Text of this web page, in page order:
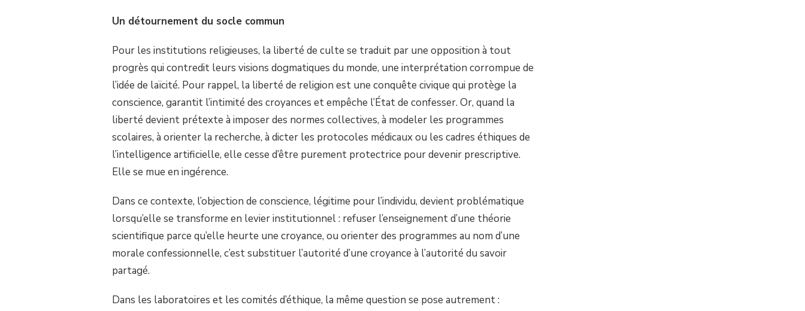
Un détournement du socle commun
Pour les institutions religieuses, la liberté de culte se traduit par une opposition à tout
progrès qui contredit leurs visions dogmatiques du monde, une interprétation corrompue de
l’idée de laïcité. Pour rappel, la liberté de religion est une conquête civique qui protège la
conscience, garantit l’intimité des croyances et empêche l’État de confesser. Or, quand la
liberté devient prétexte à imposer des normes collectives, à modeler les programmes
scolaires, à orienter la recherche, à dicter les protocoles médicaux ou les cadres éthiques de
l’intelligence artificielle, elle cesse d’être purement protectrice pour devenir prescriptive.
Elle se mue en ingérence.
Dans ce contexte, l’objection de conscience, légitime pour l’individu, devient problématique
lorsqu’elle se transforme en levier institutionnel : refuser l’enseignement d’une théorie
scientifique parce qu’elle heurte une croyance, ou orienter des programmes au nom d’une
morale confessionnelle, c’est substituer l’autorité d’une croyance à l’autorité du savoir
partagé.
Dans les laboratoires et les comités d’éthique, la même question se pose autrement :